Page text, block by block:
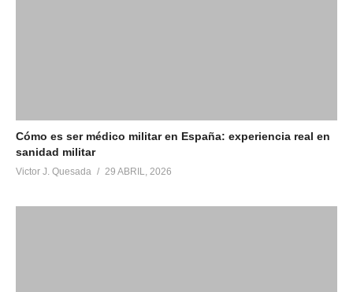
Cómo es ser médico militar en España: experiencia real en
sanidad militar
Victor J. Quesada 29 ABRIL, 2026